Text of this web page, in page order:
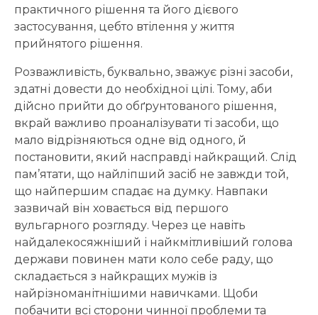
практичного рішення та його дієвого
застосування, цебто втілення у життя
прийнятого рішення.
Розважливість, буквально, зважує різні засоби,
здатні довести до необхідної цілі. Тому, аби
дійсно прийти до обґрунтованого рішення,
вкрай важливо проаналізувати ті засоби, що
мало відрізняються одне від одного, й
постановити, який насправді найкращий. Слід
пам’ятати, що найліпший засіб не завжди той,
що найпершим спадає на думку. Навпаки
зазвичай він ховається від першого
вульгарного розгляду. Через це навіть
найдалекосяжніший і найкмітливіший голова
держави повинен мати коло себе раду, що
складається з найкращих мужів із
найрізноманітнішими навичками. Щоби
побачити всі сторони чинної проблеми та